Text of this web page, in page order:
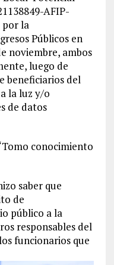
AFIP-
por la
Públicos en
noviembre, ambos
luego de
beneficiarios del
la luz y/o
de datos
conocimiento
saber que
de
público a la
responsables del
funcionarios que